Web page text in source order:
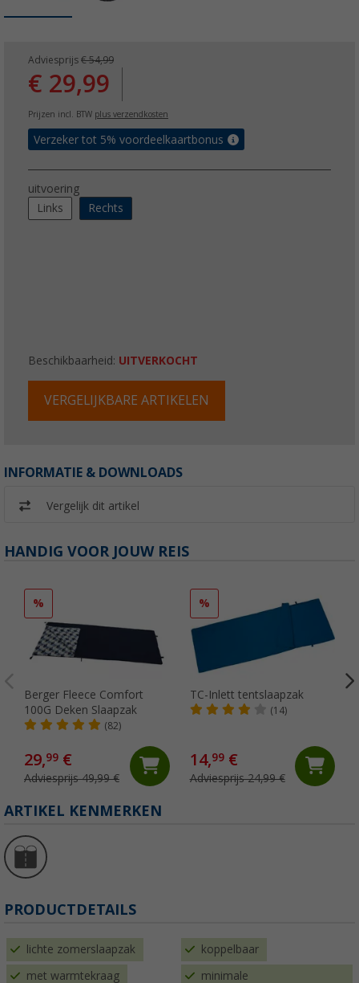
Adviesprijs € 54,99
€ 29,99
Prijzen incl. BTW plus verzendkosten
Verzeker tot 5% voordeelkaartbonus
uitvoering
Links
Rechts
Beschikbaarheid: UITVERKOCHT
VERGELIJKBARE ARTIKELEN
INFORMATIE & DOWNLOADS
Vergelijk dit artikel
HANDIG VOOR JOUW REIS
%
Berger Fleece Comfort
100G Deken Slaapzak
(82)
29,99 €
Adviesprijs 49,99 €
%
TC-Inlett tentslaapzak
(14)
14,99€
Adviesprijs 24,99 €
ARTIKEL KENMERKEN
PRODUCTDETAILS
lichte zomerslaapzak koppelbaar
met warmtekraag
minimale